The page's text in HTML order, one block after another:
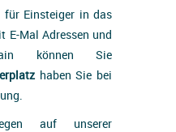
für Einsteiger in das
E-Mal Adressen und
können Sie
haben Sie bei
auf unserer